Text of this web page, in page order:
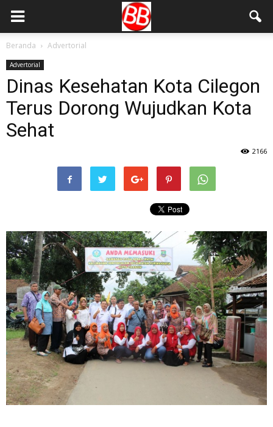
Beranda Advertorial
Advertorial
Dinas Kesehatan Kota Cilegon
Terus Dorong Wujudkan Kota
Sehat
2166